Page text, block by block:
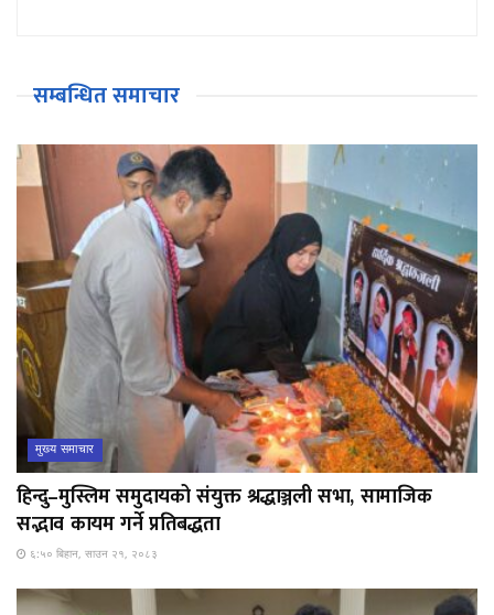
सम्बन्धित समाचार
मुख्य समाचार
हिन्दु–मुस्लिम समुदायको संयुक्त श्रद्धाञ्जली सभा, सामाजिक
सद्भाव कायम गर्ने प्रतिबद्धता
६:५० बिहान, साउन २१, २०८३